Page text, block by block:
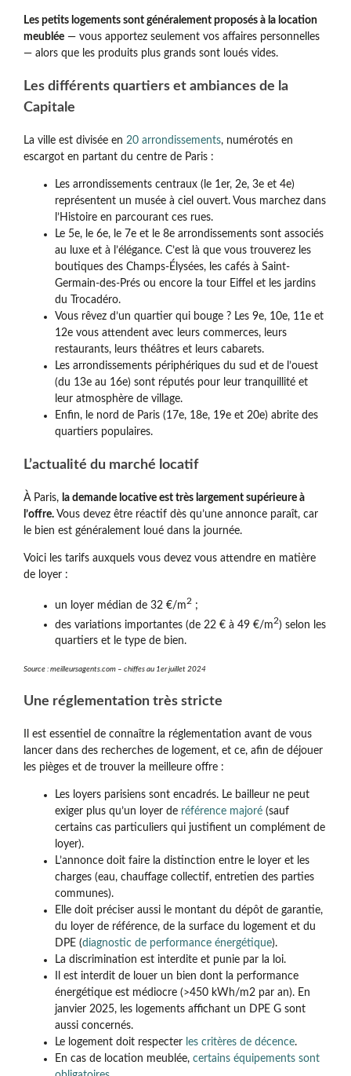
Les petits logements sont généralement proposés à la location
meublée — vous apportez seulement vos affaires personnelles
— alors que les produits plus grands sont loués vides.
Les différents quartiers et ambiances de la
Capitale
La ville est divisée en 20 arrondissements, numérotés en
escargot en partant du centre de Paris :
Les arrondissements centraux (le 1er, 2e, 3e et 4e)
représentent un musée à ciel ouvert. Vous marchez dans
l’Histoire en parcourant ces rues.
Le 5e, le 6e, le 7e et le 8e arrondissements sont associés
au luxe et à l’élégance. C’est là que vous trouverez les
boutiques des Champs-Élysées, les cafés à Saint-
Germain-des-Prés ou encore la tour Eiffel et les jardins
du Trocadéro.
Vous rêvez d’un quartier qui bouge ? Les 9e, 10e, 11e et
12e vous attendent avec leurs commerces, leurs
restaurants, leurs théâtres et leurs cabarets.
Les arrondissements périphériques du sud et de l’ouest
(du 13e au 16e) sont réputés pour leur tranquillité et
leur atmosphère de village.
Enfin, le nord de Paris (17e, 18e, 19e et 20e) abrite des
quartiers populaires.
L’actualité du marché locatif
À Paris, la demande locative est très largement supérieure à
l’offre. Vous devez être réactif dès qu’une annonce paraît, car
le bien est généralement loué dans la journée.
Voici les tarifs auxquels vous devez vous attendre en matière
de loyer :
un loyer médian de 32 €/m2 ;
des variations importantes (de 22 € à 49 €/m2) selon les
quartiers et le type de bien.
Source : meilleursagents.com – chiffes au 1er juillet 2024
Une réglementation très stricte
Il est essentiel de connaître la réglementation avant de vous
lancer dans des recherches de logement, et ce, afin de déjouer
les pièges et de trouver la meilleure offre :
Les loyers parisiens sont encadrés. Le bailleur ne peut
exiger plus qu’un loyer de référence majoré (sauf
certains cas particuliers qui justifient un complément de
loyer).
L’annonce doit faire la distinction entre le loyer et les
charges (eau, chauffage collectif, entretien des parties
communes).
Elle doit préciser aussi le montant du dépôt de garantie,
du loyer de référence, de la surface du logement et du
DPE (diagnostic de performance énergétique).
La discrimination est interdite et punie par la loi.
Il est interdit de louer un bien dont la performance
énergétique est médiocre (>450 kWh/m2 par an). En
janvier 2025, les logements affichant un DPE G sont
aussi concernés.
Le logement doit respecter les critères de décence.
En cas de location meublée, certains équipements sont